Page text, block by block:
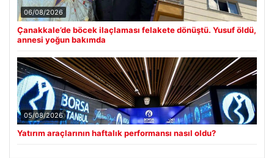
06/08/2026
Çanakkale’de böcek ilaçlaması felakete dönüştü. Yusuf öldü,
annesi yoğun bakımda
05/08/2026
Yatırım araçlarının haftalık performansı nasıl oldu?